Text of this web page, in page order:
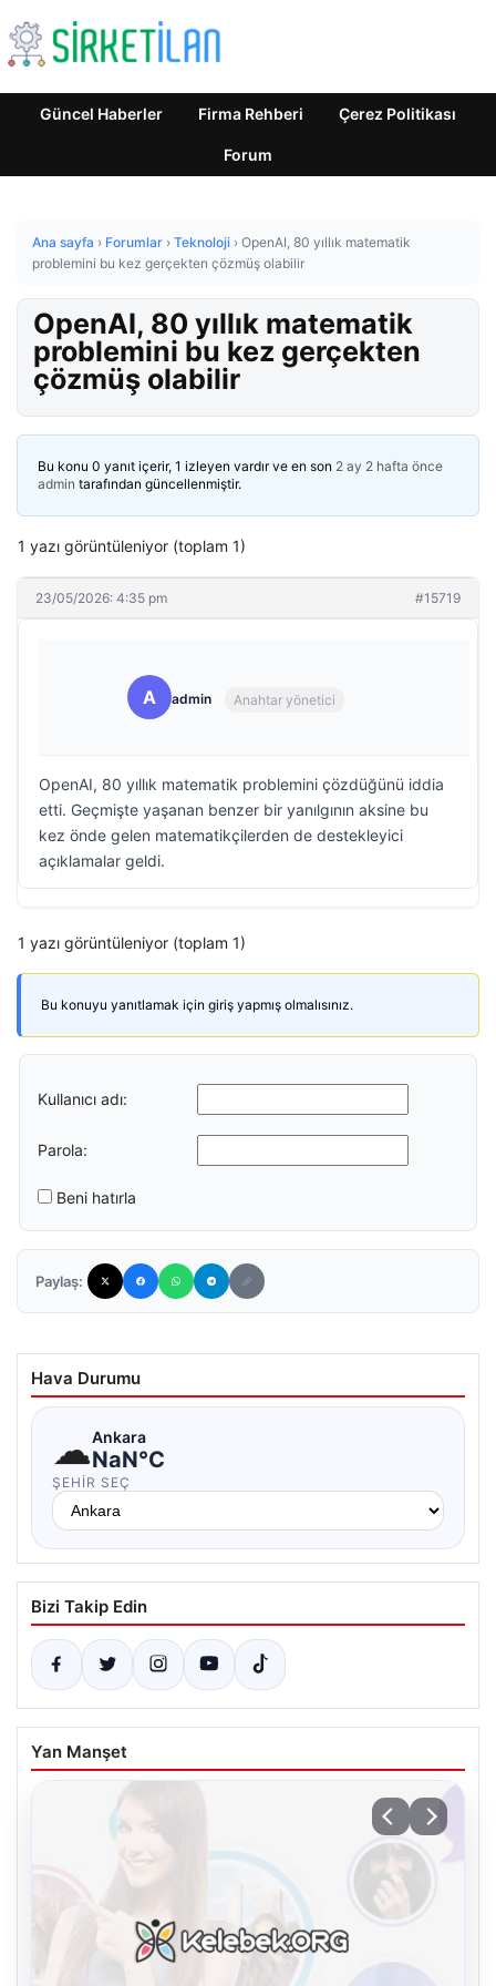
Güncel Haberler Firma Rehberi Çerez Politikası
Forum
Ana sayfa › Forumlar › Teknoloji › OpenAI, 80 yıllık matematik
problemini bu kez gerçekten çözmüş olabilir
OpenAI, 80 yıllık matematik
problemini bu kez gerçekten
çözmüş olabilir
Bu konu 0 yanıt içerir, 1 izleyen vardır ve en son 2 ay 2 hafta önce
admin tarafından güncellenmiştir.
1 yazı görüntüleniyor (toplam 1)
23/05/2026: 4:35 pm #15719
A admin Anahtar yönetici
OpenAI, 80 yıllık matematik problemini çözdüğünü iddia
etti. Geçmişte yaşanan benzer bir yanılgının aksine bu
kez önde gelen matematikçilerden de destekleyici
açıklamalar geldi.
1 yazı görüntüleniyor (toplam 1)
Bu konuyu yanıtlamak için giriş yapmış olmalısınız.
Kullanıcı adı:
Parola:
Beni hatırla
Paylaş:
Hava Durumu
☁Ankara
NaN°C
ŞEHIR SEÇ
Bizi Takip Edin
Yan Manşet